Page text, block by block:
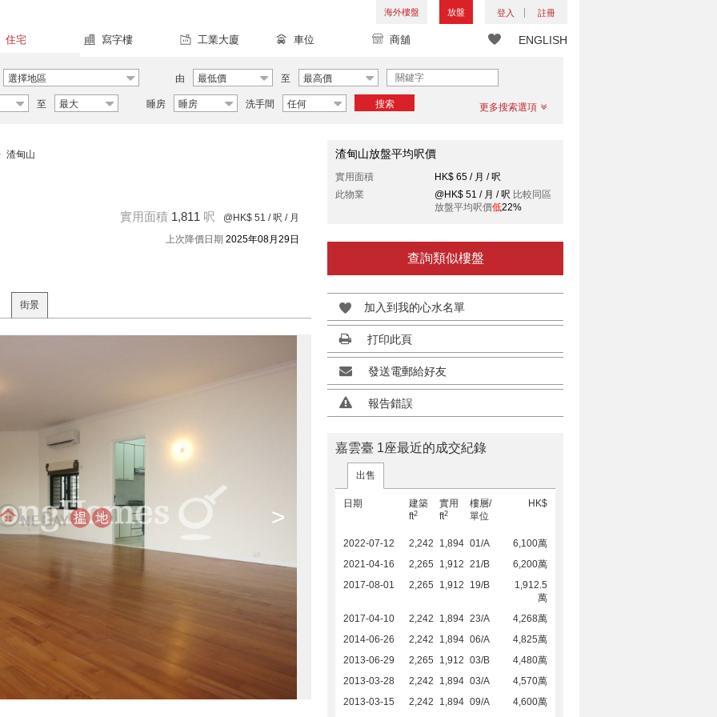
海外樓盤 放盤 登入 註冊
ENGLISH
住宅 寫字樓 工業大廈 車位 商舖
選擇地區 由 最低價 至 最高價
至 最大 睡房 睡房 洗手間 任何 搜索 更多搜索選項
渣甸山
實用面積 1,811 呎 @HK$ 51 / 呎 / 月
上次降價日期 2025年08月29日
街景
>
渣甸山放盤平均呎價
實用面積
HK$ 65 / 月 / 呎
此物業
@HK$ 51 / 月 / 呎 比較同區
放盤平均呎價低22%
查詢類似樓盤
加入到我的心水名單
打印此頁
發送電郵給好友
報告錯誤
嘉雲臺 1座最近的成交紀錄
出售
日期
建築
ft2
實用
ft2
樓層/
單位
HK$
2022-07-12 2,242 1,894 01/A
6,100萬
2021-04-16
2,265 1,912 21/B
6,200萬
2017-08-01
2,265 1,912 19/B
1,912.5
萬
2017-04-10
2,242 1,894 23/A
4,268萬
2014-06-26
2,242 1,894 06/A
4,825萬
2013-06-29
2,265 1,912 03/B
4,480萬
2013-03-28
2,242 1,894 03/A
4,570萬
2013-03-15
2,242 1,894 09/A 4,600萬